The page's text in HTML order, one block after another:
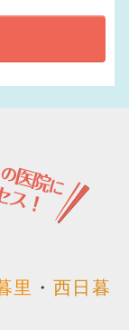
里 ・ 西日暮